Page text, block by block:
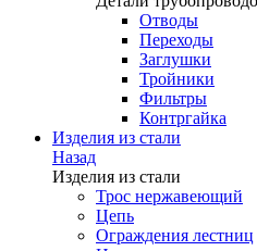
Отводы
Переходы
Заглушки
Тройники
Фильтры
Контргайка
Изделия из стали
Назад
Изделия из стали
Трос нержавеющий
Цепь
Ограждения лестниц